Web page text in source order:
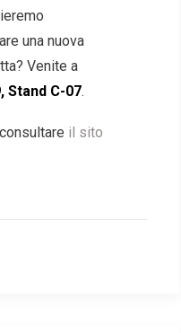
una nuova
Venite a
Stand C-07.
il sito